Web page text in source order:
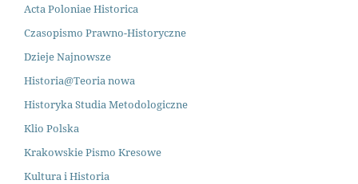
Acta Poloniae Historica
Czasopismo Prawno-Historyczne
Dzieje Najnowsze
Historia@Teoria nowa
Historyka Studia Metodologiczne
Klio Polska
Krakowskie Pismo Kresowe
Kultura i Historia